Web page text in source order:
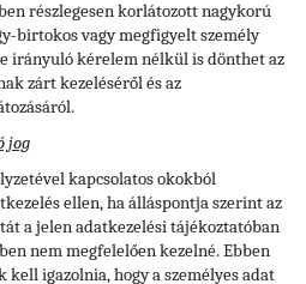
részlegesen korlátozott nagykorú
birtokos vagy megfigyelt személy
irányuló kérelem nélkül is dönthet az
zárt kezeléséről és az
jog
kapcsolatos okokból
ellen, ha álláspontja szerint az
a jelen adatkezelési tájékoztatóban
nem megfelelően kezelné. Ebben
kell igazolnia, hogy a személyes adat